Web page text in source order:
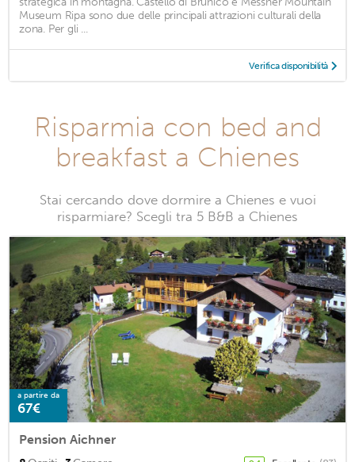
Museum Ripa sono due delle principali attrazioni culturali della
zona. Per gli ...
Verifica disponibilità
Risparmia con bed and
breakfast a Chienes
Stai cercando dove dormire a Chienes e vuoi
risparmiare? Scegli tra 5 B&B a Chienes
a partire da
67€
Pension Aichner